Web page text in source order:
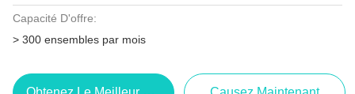
Capacité D'offre:
> 300 ensembles par mois